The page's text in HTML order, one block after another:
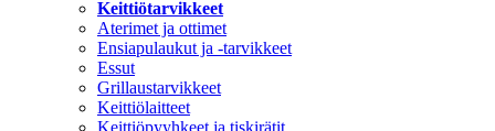
Keittiötarvikkeet
Aterimet ja ottimet
Ensiapulaukut ja -tarvikkeet
Essut
Grillaustarvikkeet
Keittiölaitteet
Keittiöpyyhkeet ja tiskirätit